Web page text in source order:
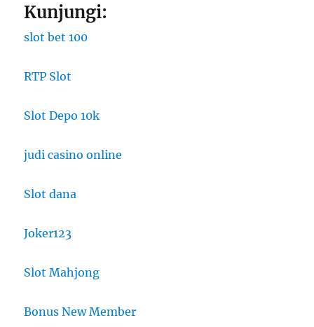
Kunjungi:
slot bet 100
RTP Slot
Slot Depo 10k
judi casino online
Slot dana
Joker123
Slot Mahjong
Bonus New Member